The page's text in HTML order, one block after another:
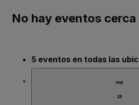
No hay eventos cerca
5 eventos en todas las
sep
18